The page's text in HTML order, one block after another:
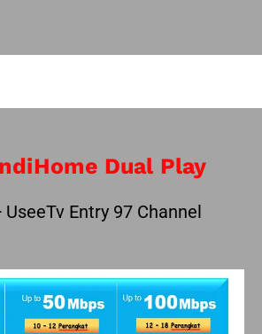
Dual Play
Entry 97 Channel